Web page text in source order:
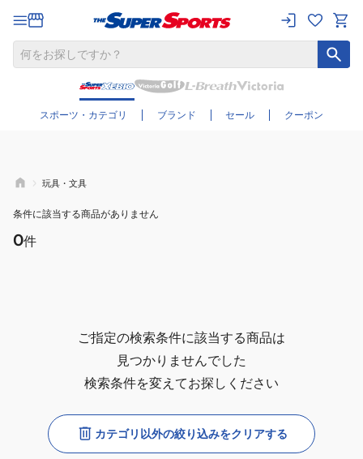
スポーツ・カテゴリ ブランド セール クーポン
さらに絞り込む
玩具・文具
条件に該当する商品がありません
0件
ご指定の検索条件に該当する商品は
見つかりませんでした
検索条件を変えてお探しください
カテゴリ以外の絞り込みをクリアする